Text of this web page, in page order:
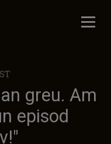
greu. Am
episod